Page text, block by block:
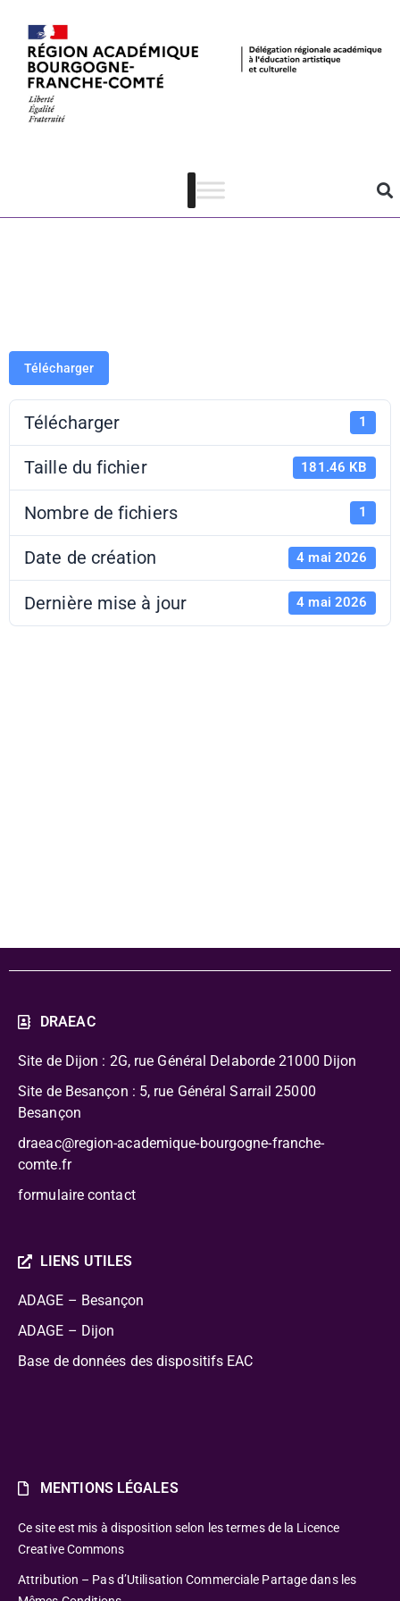
Flyer – Les
dossiers de
l’écran du
Télécharger
Télécharger 1
Taille du fichier 181.46 KB
Nombre de fichiers 1
Date de création 4 mai 2026
Dernière mise à jour 4 mai 2026
DRAEAC
Site de Dijon : 2G, rue Général Delaborde 21000 Dijon
Site de Besançon : 5, rue Général Sarrail 25000
Besançon
draeac@region-academique-bourgogne-franche-
comte.fr
formulaire contact
LIENS UTILES
ADAGE – Besançon
ADAGE – Dijon
Base de données des dispositifs EAC
MENTIONS LÉGALES
Ce site est mis à disposition selon les termes de la Licence
Creative Commons
Attribution – Pas d’Utilisation Commerciale Partage dans les